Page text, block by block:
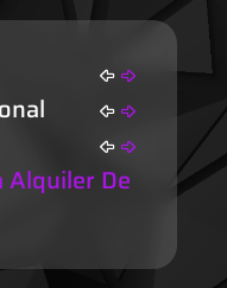
Alquiler De